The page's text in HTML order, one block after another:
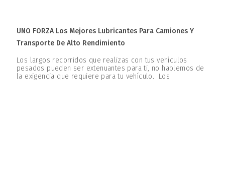
UNO FORZA Los Mejores Lubricantes Para Camiones Y
Transporte De Alto Rendimiento
Los largos recorridos que realizas con tus vehículos
pesados pueden ser extenuantes para ti, no hablemos de
la exigencia que requiere para tu vehículo. Los